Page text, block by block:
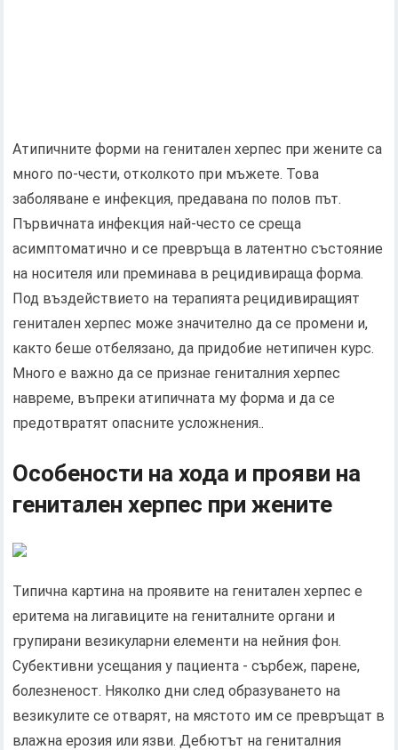
Атипичните форми на генитален херпес при жените са
много по-чести, отколкото при мъжете. Това
заболяване е инфекция, предавана по полов път.
Първичната инфекция най-често се среща
асимптоматично и се превръща в латентно състояние
на носителя или преминава в рецидивираща форма.
Под въздействието на терапията рецидивиращият
генитален херпес може значително да се промени и,
както беше отбелязано, да придобие нетипичен курс.
Много е важно да се признае гениталния херпес
навреме, въпреки атипичната му форма и да се
предотвратят опасните усложнения..
Особености на хода и прояви на
генитален херпес при жените
Типична картина на проявите на генитален херпес е
еритема на лигавиците на гениталните органи и
групирани везикуларни елементи на нейния фон.
Субективни усещания у пациента - сърбеж, парене,
болезненост. Няколко дни след образуването на
везикулите се отварят, на мястото им се превръщат в
влажна ерозия или язви. Дебютът на гениталния